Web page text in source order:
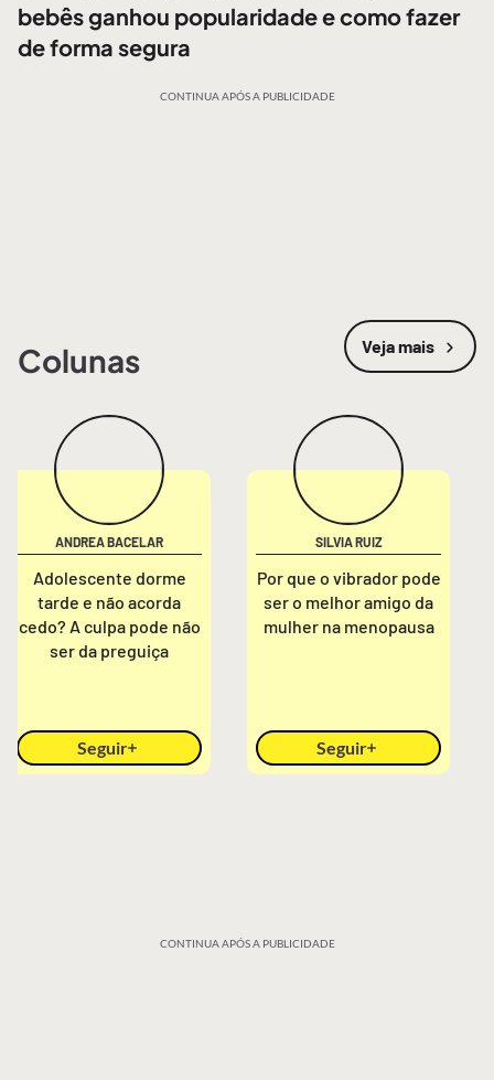
bebês ganhou popularidade e como fazer
de forma segura
CONTINUA APÓS A PUBLICIDADE
Colunas Veja mais
ANDREA BACELAR
Adolescente dorme
tarde e não acorda
cedo? A culpa pode não
ser da preguiça
Seguir
SILVIA RUIZ
Por que o vibrador pode
ser o melhor amigo da
mulher na menopausa
Seguir
CONTINUA APÓS A PUBLICIDADE